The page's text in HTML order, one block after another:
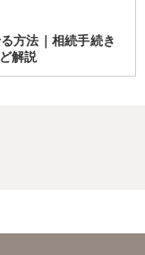
方法｜相続手続き
解説